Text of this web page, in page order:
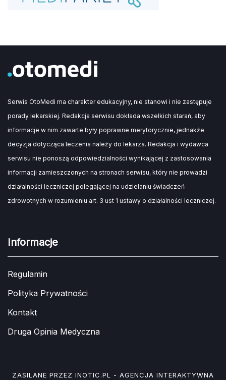
Serwis OtoMedi ma charakter edukacyjny, nie stanowi i nie zastępuje
porady lekarskiej. Redakcja serwisu dokłada wszelkich starań, aby
informacje w nim zawarte były poprawne merytorycznie, jednakże
decyzja dotycząca leczenia należy do lekarza. Redakcja i wydawca
serwisu nie ponoszą odpowiedzialności wynikającej z zastosowania
informacji zamieszczonych na stronach serwisu, który nie prowadzi
działalności leczniczej polegającej na udzielaniu świadczeń
zdrowotnych w rozumieniu art. 3 ust 1 ustawy o działalności leczniczej.
Informacje
Regulamin
Polityka Prywatności
Kontakt
Druga Opinia Medyczna
ZASILANE PRZEZ INOTIC.PL - AGENCJA INTERAKTYWNA